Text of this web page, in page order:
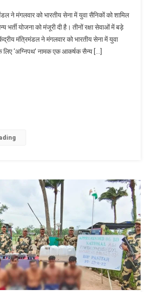
ने
सशस्त्र
बलों
रैलियां
90
दिनों
होंगी
शुरू
ने मंगलवार को भारतीय सेना में युवा सैनिकों को शामिल
भर्ती योजना को मंजूरी दी है। तीनों रक्षा सेवाओं में बड़े
मंत्रिमंडल ने मंगलवार को भारतीय सेना में युवा
‘अग्निपथ’ नामक एक आकर्षक सैन्य […]